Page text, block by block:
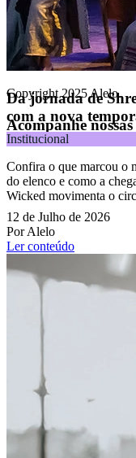
Da jornada de
com a nova
Institucional
Confira o que marcou o
do elenco e como a
Wicked movimenta o
12 de Julho de 2026
Por Alelo
Ler conteúdo
CNPJ 09.092.759/
Todos os direitos
Copyright 2025 Alelo.
Acompanhe nossas